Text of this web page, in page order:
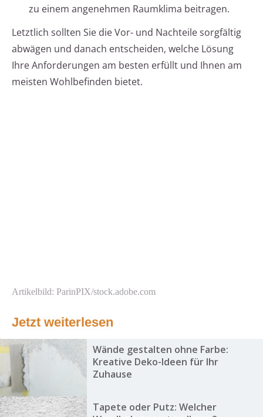
zu einem angenehmen Raumklima beitragen.
Letztlich sollten Sie die Vor- und Nachteile sorgfältig
abwägen und danach entscheiden, welche Lösung
Ihre Anforderungen am besten erfüllt und Ihnen am
meisten Wohlbefinden bietet.
Artikelbild: ParinPIX/stock.adobe.com
Jetzt weiterlesen
Wände gestalten ohne Farbe:
Kreative Deko-Ideen für Ihr
Zuhause
Tapete oder Putz: Welcher